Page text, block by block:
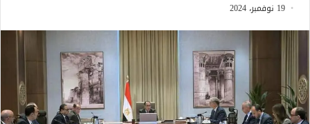
19 نوفمبر، 2024